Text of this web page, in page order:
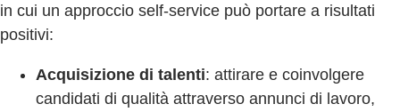
in cui un approccio self-service può portare a risultati
positivi:
Acquisizione di talenti: attirare e coinvolgere
candidati di qualità attraverso annunci di lavoro,